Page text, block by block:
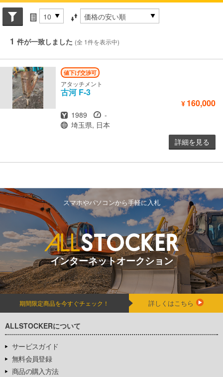
Search conditions
件数 並び替え条件
1 件が一致しました (全 1件を表示中)
値下げ交渉可
アタッチメント
古河F-3
¥ 160,000
年式
1989 時間
-
場所
埼玉県, 日本
詳細を見る
スマホやパソコンから手軽に入札
インターネットオークション
期間限定商品を今すぐチェック！ 詳しくはこちら
ALLSTOCKERについて
サービスガイド
無料会員登録
商品の購入方法